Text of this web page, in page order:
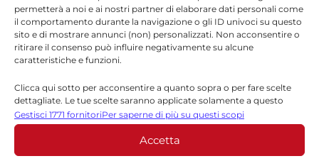
permetterà a noi e ai nostri partner di elaborare dati personali come
il comportamento durante la navigazione o gli ID univoci su questo
sito e di mostrare annunci (non) personalizzati. Non acconsentire o
ritirare il consenso può influire negativamente su alcune
caratteristiche e funzioni.
Clicca qui sotto per acconsentire a quanto sopra o per fare scelte
dettagliate. Le tue scelte saranno applicate solamente a questo
sito. È possibile modificare le impostazioni in qualsiasi momento,
compreso il ritiro del consenso, utilizzando i pulsanti della Cookie
Policy o cliccando sul pulsante di gestione del consenso nella parte
inferiore dello schermo.
Gestisci 1771 fornitoriPer saperne di più su questi scopi
Accetta
Email*
Sito web